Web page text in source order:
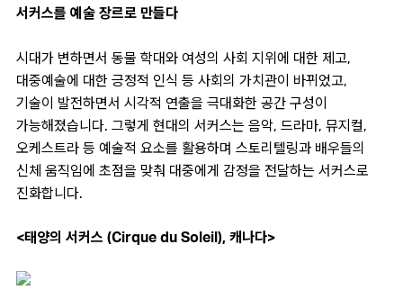
서커스를 예술 장르로 만들다
시대가 변하면서 동물 학대와 여성의 사회 지위에 대한 제고,
대중예술에 대한 긍정적 인식 등 사회의 가치관이 바뀌었고,
기술이 발전하면서 시각적 연출을 극대화한 공간 구성이
가능해졌습니다. 그렇게 현대의 서커스는 음악, 드라마, 뮤지컬,
오케스트라 등 예술적 요소를 활용하며 스토리텔링과 배우들의
신체 움직임에 초점을 맞춰 대중에게 감정을 전달하는 서커스로
진화합니다.
<태양의 서커스 (Cirque du Soleil), 캐나다>